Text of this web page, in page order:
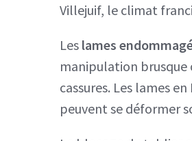
Villejuif, le climat
Les lames
manipulation brusque
cassures. Les lames
peuvent se déformer